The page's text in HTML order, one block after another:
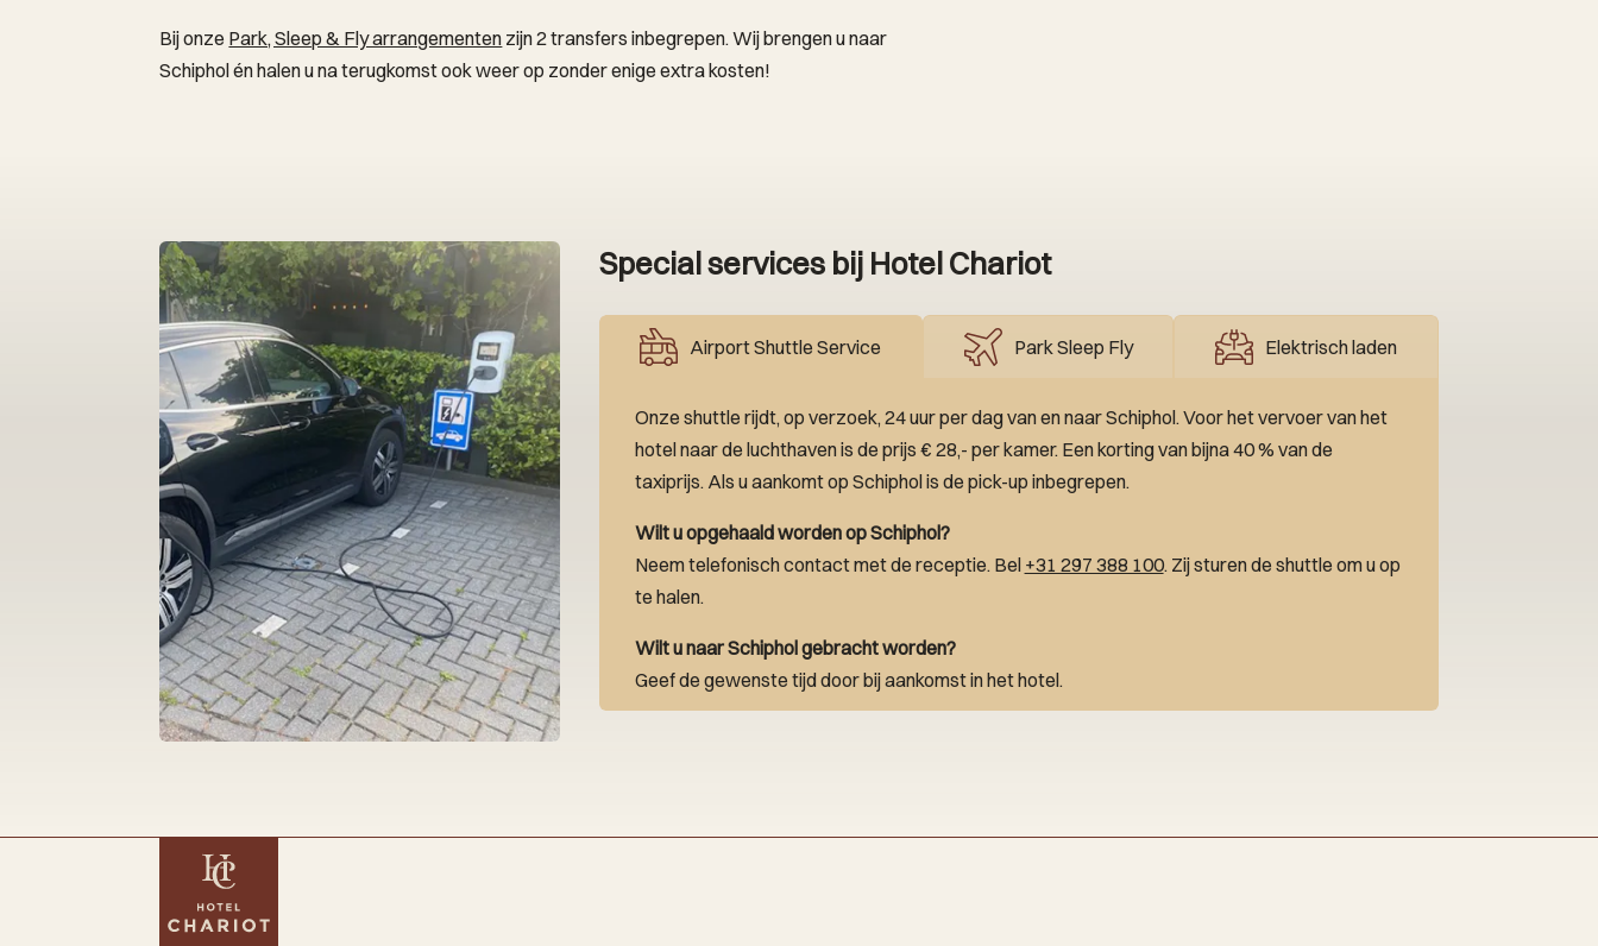
Bij onze Park, Sleep & Fly arrangementen zijn 2 transfers inbegrepen. Wij brengen u naar
Schiphol én halen u na terugkomst ook weer op zonder enige extra kosten!
Special services bij Hotel Chariot
Airport Shuttle Service Park Sleep Fly Elektrisch laden
Onze shuttle rijdt, op verzoek, 24 uur per dag van en naar Schiphol. Voor het vervoer van het
hotel naar de luchthaven is de prijs € 28,- per kamer. Een korting van bijna 40 % van de
taxiprijs. Als u aankomt op Schiphol is de pick-up inbegrepen.
Wilt u opgehaald worden op Schiphol?
Neem telefonisch contact met de receptie. Bel +31 297 388 100. Zij sturen de shuttle om u op
te halen.
Wilt u naar Schiphol gebracht worden?
Geef de gewenste tijd door bij aankomst in het hotel.